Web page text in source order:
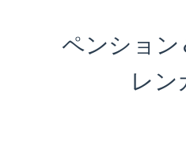
ペンショ
レン